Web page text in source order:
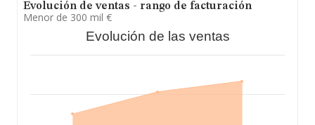
Para concluir,Actividades Don Quijote Sociedad
está especializada en a. construcción,
aeropuertos y centros de vuelo con o sin escuela,
publica general y deportiva, tanto terrestres. En el
ranking de todas las empresas en el territorio nacional,
ha experimentado un retroceso. Se ha posicionado más
abajo en el ranking de sectores frente al 2023.
Evolución de ventas - rango de facturación
Menor de 300 mil €
Evolución de las ventas